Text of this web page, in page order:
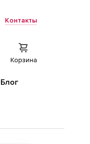
Контакты
Корзина
Блог